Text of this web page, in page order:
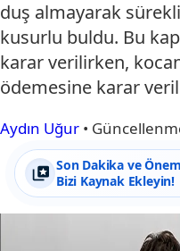
duş almayarak
kusurlu buldu. Bu
karar verilirken,
ödemesine karar
Aydın Uğur •
Son Dakika ve
Bizi Kaynak Ekleyin!